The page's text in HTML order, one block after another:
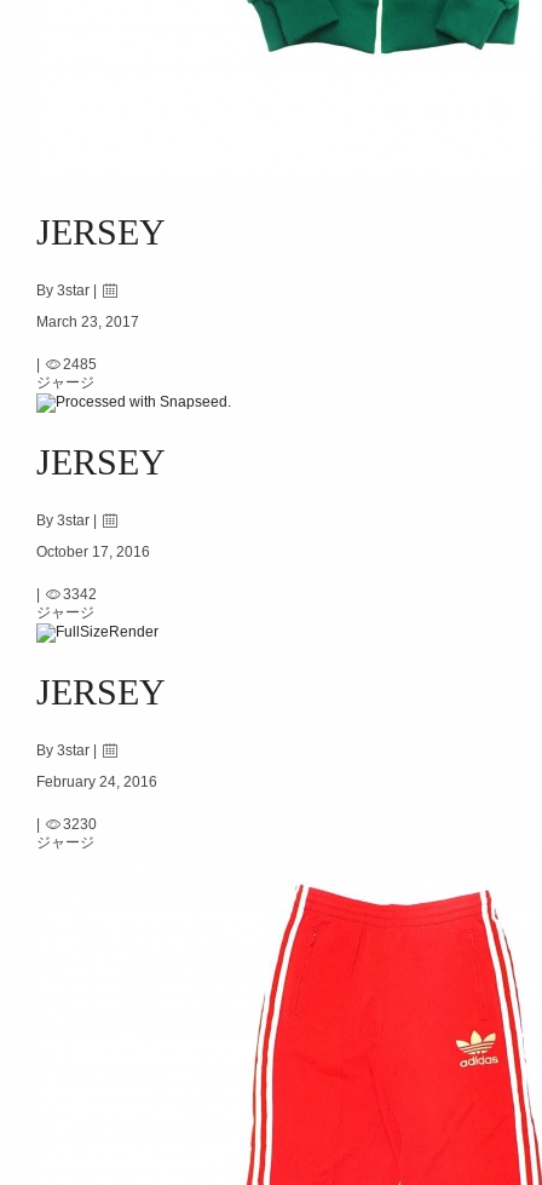
JERSEY
By 3star |
March 23, 2017
2485
ジャージ
JERSEY
By 3star |
October 17, 2016
3342
ジャージ
JERSEY
By 3star |
February 24, 2016
|
3230
ジャージ